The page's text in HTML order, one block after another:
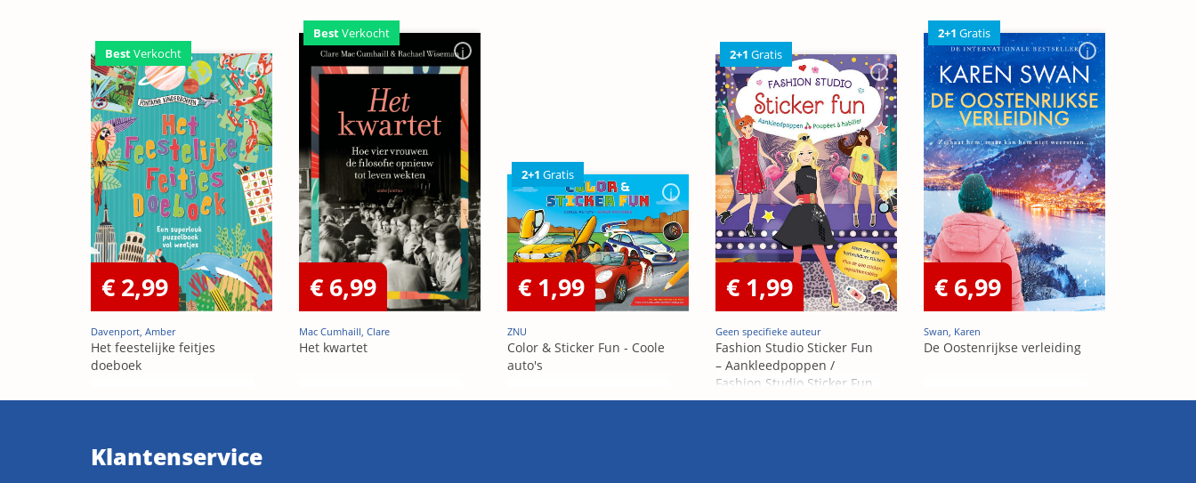
BestVerkocht
€ 2,99
Davenport, Amber
Het feestelijke feitjes
doeboek
BestVerkocht
€ 6,99
Mac Cumhaill, Clare
Het kwartet
2+1 Gratis
€ 1,99
ZNU
Color & Sticker Fun - Coole
auto's
2+1 Gratis
€ 1,99
Geen specifieke auteur
Fashion Studio Sticker Fun
– Aankleedpoppen /
Fashion Studio Sticker Fun
– Poupées Á habiller
2+1 Gratis
€ 6,99
Swan, Karen
De Oostenrijkse verleiding
Klantenservice